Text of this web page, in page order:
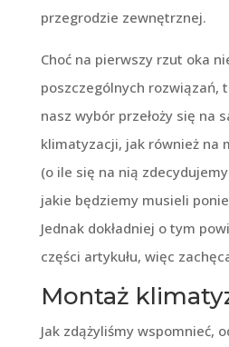
przegrodzie zewnętrznej.
Choć na pierwszy rzut oka
poszczególnych rozwiązań,
nasz wybór przełoży się na
klimatyzacji, jak również na
(o ile się na nią
jakie będziemy musieli
Jednak dokładniej o tym
części artykułu, więc
Montaż
Jak zdążyliśmy wspomnieć,